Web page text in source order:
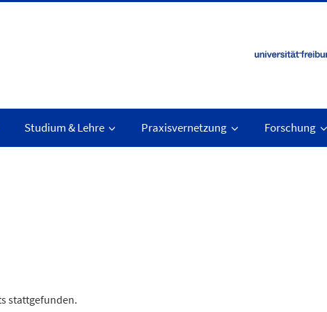
Studium & Lehre Praxisvernetzung Forschung
stattgefunden.